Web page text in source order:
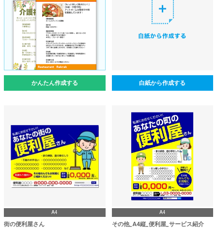
かんたん作成する 白紙から作成する
A4
街の便利屋さん
A4
その他_A4縦_便利屋_サービス紹介